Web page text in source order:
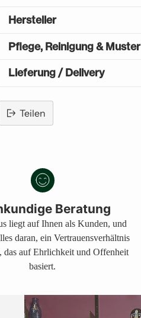
Hersteller
Pflege, Reinigung & Muster
Lieferung / Delivery
Teilen
Warenkorb
Beratung
liegt auf Ihnen als Kunden, und
daran, ein Vertrauensverhältnis
das auf Ehrlichkeit und Offenheit
basiert.